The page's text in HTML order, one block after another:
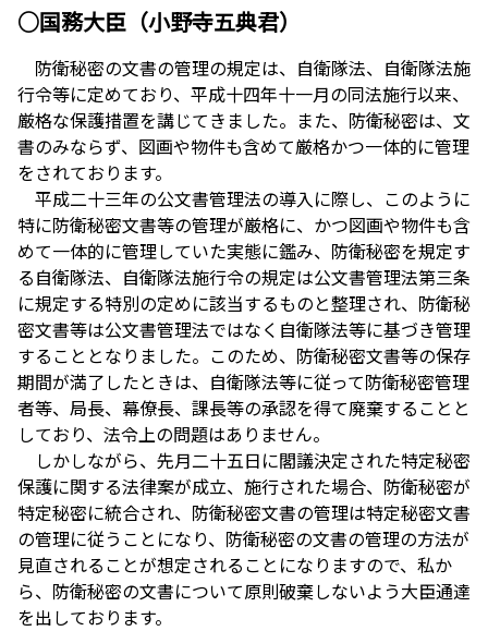
○国務大臣（小野寺五典君）
防衛秘密の文書の管理の規定は、自衛隊法、自衛隊法施
行令等に定めており、平成十四年十一月の同法施行以来、
厳格な保護措置を講じてきました。また、防衛秘密は、文
書のみならず、図画や物件も含めて厳格かつ一体的に管理
をされております。
平成二十三年の公文書管理法の導入に際し、このように
特に防衛秘密文書等の管理が厳格に、かつ図画や物件も含
めて一体的に管理していた実態に鑑み、防衛秘密を規定す
る自衛隊法、自衛隊法施行令の規定は公文書管理法第三条
に規定する特別の定めに該当するものと整理され、防衛秘
密文書等は公文書管理法ではなく自衛隊法等に基づき管理
することとなりました。このため、防衛秘密文書等の保存
期間が満了したときは、自衛隊法等に従って防衛秘密管理
者等、局長、幕僚長、課長等の承認を得て廃棄することと
しており、法令上の問題はありません。
しかしながら、先月二十五日に閣議決定された特定秘密
保護に関する法律案が成立、施行された場合、防衛秘密が
特定秘密に統合され、防衛秘密文書の管理は特定秘密文書
の管理に従うことになり、防衛秘密の文書の管理の方法が
見直されることが想定されることになりますので、私か
ら、防衛秘密の文書について原則破棄しないよう大臣通達
を出しております。